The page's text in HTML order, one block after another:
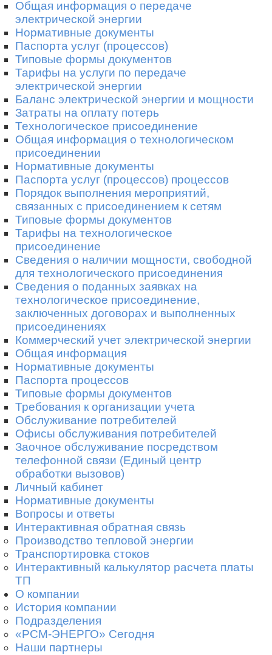
Общая информация о передаче
электрической энергии
Нормативные документы
Паспорта услуг (процессов)
Типовые формы документов
Тарифы на услуги по передаче
электрической энергии
Баланс электрической энергии и мощности
Затраты на оплату потерь
Технологическое присоединение
Общая информация о технологическом
присоединении
Нормативные документы
Паспорта услуг (процессов) процессов
Порядок выполнения мероприятий,
связанных с присоединением к сетям
Типовые формы документов
Тарифы на технологическое
присоединение
Сведения о наличии мощности, свободной
для технологического присоединения
Сведения о поданных заявках на
технологическое присоединение,
заключенных договорах и выполненных
присоединениях
Коммерческий учет электрической энергии
Общая информация
Нормативные документы
Паспорта процессов
Типовые формы документов
Требования к организации учета
Обслуживание потребителей
Офисы обслуживания потребителей
Заочное обслуживание посредством
телефонной связи (Единый центр
обработки вызовов)
Личный кабинет
Нормативные документы
Вопросы и ответы
Интерактивная обратная связь
Производство тепловой энергии
Транспортировка стоков
Интерактивный калькулятор расчета платы
ТП
О компании
История компании
Подразделения
«РСМ-ЭНЕРГО» Сегодня
Наши партнеры